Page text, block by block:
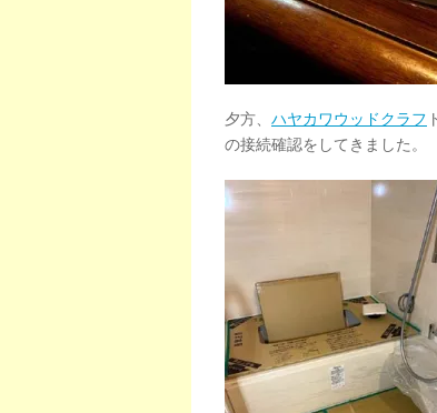
夕方、 ハヤカワウッドクラフ
の接続確認をしてきました。